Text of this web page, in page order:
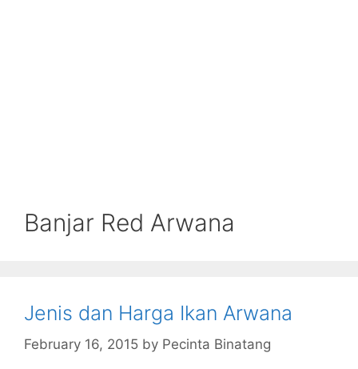
Banjar Red Arwana
Jenis dan Harga Ikan Arwana
February 16, 2015 by Pecinta Binatang